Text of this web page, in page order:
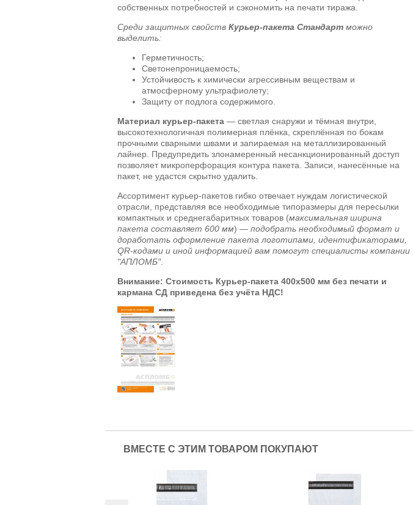
собственных потребностей и сэкономить на печати тиража.
Среди защитных свойств Курьер-пакета Стандарт можно
выделить:
Герметичность;
Светонепроницаемость;
Устойчивость к химически агрессивным веществам и
атмосферному ультрафиолету;
Защиту от подлога содержимого.
Материал курьер-пакета — светлая снаружи и тёмная внутри,
высокотехнологичная полимерная плёнка, скреплённая по бокам
прочными сварными швами и запираемая на металлизированный
лайнер. Предупредить злонамеренный несанкционированный доступ
позволяет микроперфорация контура пакета. Записи, нанесённые на
пакет, не удастся скрытно удалить.
Ассортимент курьер-пакетов гибко отвечает нуждам логистической
отрасли, представляя все необходимые типоразмеры для пересылки
компактных и среднегабаритных товаров (максимальная ширина
пакета составляет 600 мм) — подобрать необходимый формат и
доработать оформление пакета логотипами, идентификаторами,
QR-кодами и иной информацией вам помогут специалисты компании
"АПЛОМБ".
Внимание: Стоимость Курьер-пакета 400x500 мм без печати и
кармана СД приведена без учёта НДС!
ВМЕСТЕ С ЭТИМ ТОВАРОМ ПОКУПАЮТ